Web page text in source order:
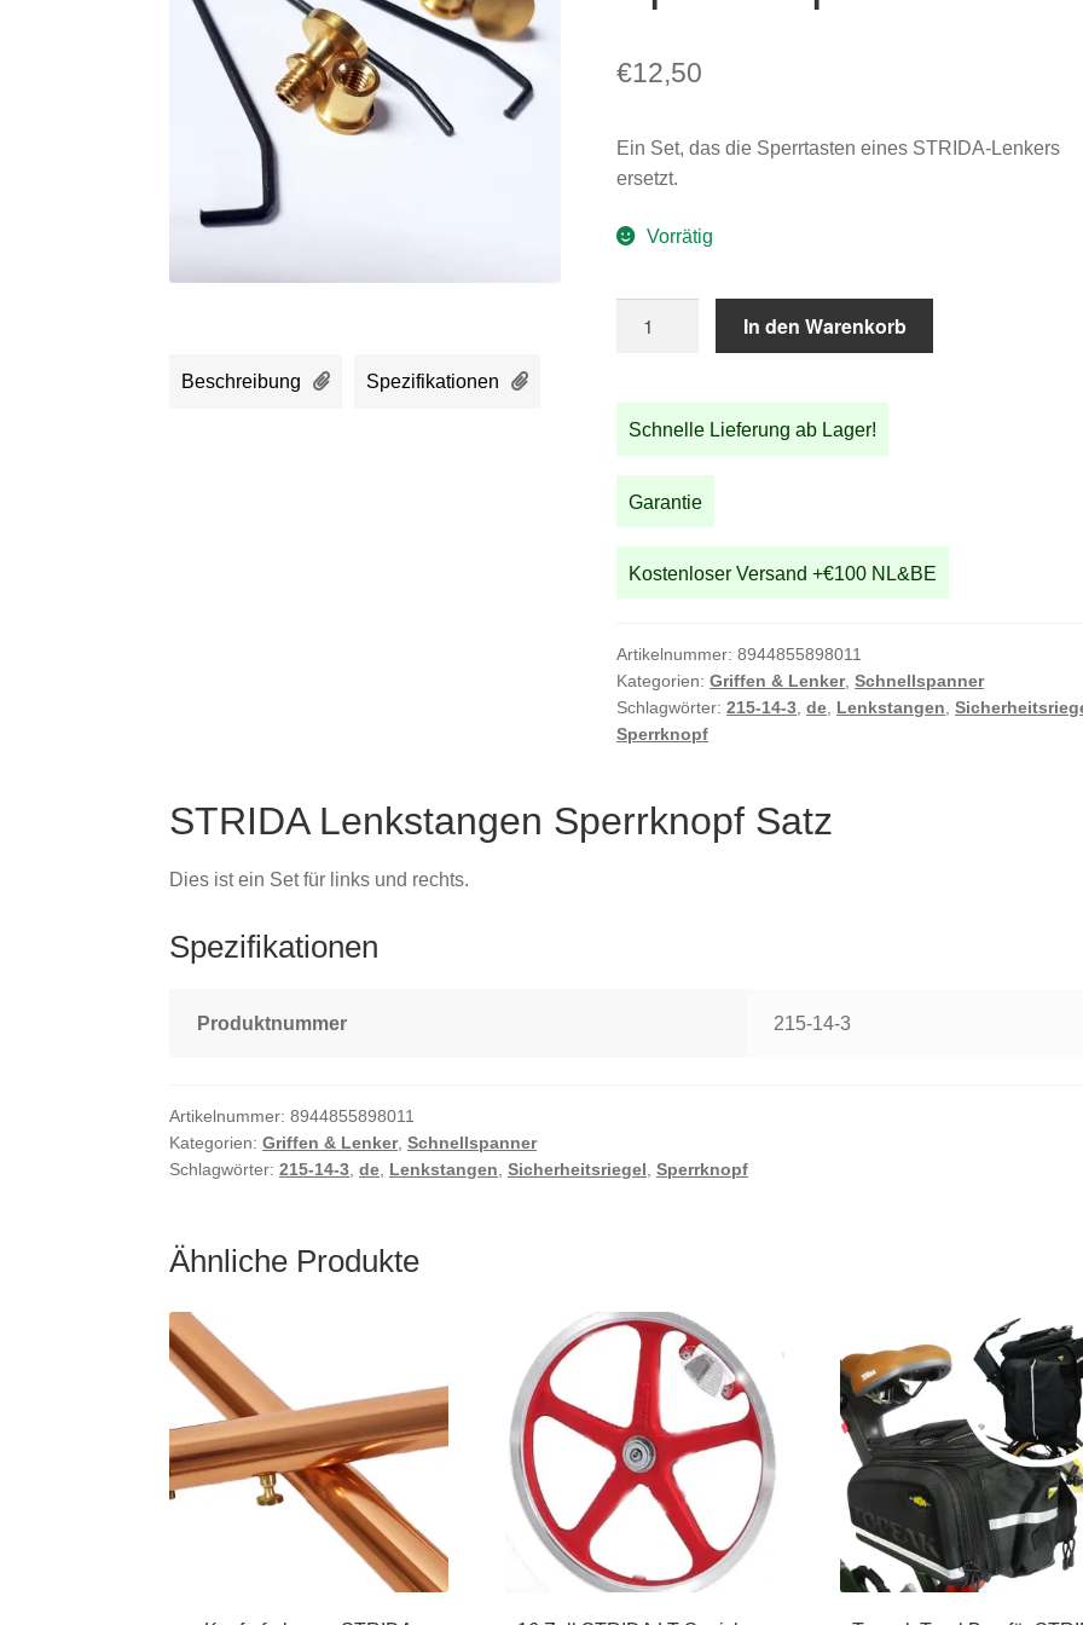
€12,50
Ein Set, das die Sperrtasten eines STRIDA-Lenkers
ersetzt.
Vorrätig
Satz
Menge
In den Warenkorb
Schnelle Lieferung ab Lager!
Garantie
Kostenloser Versand +€100 NL&BE
Artikelnummer:8944855898011
Kategorien:Griffen & Lenker,Schnellspanner
Schlagwörter:215-14-3 ,de Lenkstangen ,
Sperrknopf
Beschreibung Spezifikationen
STRIDA Lenkstangen Sperrknopf Satz
Dies ist ein Set für links und rechts.
Spezifikationen
Produktnummer 215-14-3
Artikelnummer:8944855898011
Kategorien:Griffen & Lenker,Schnellspanner
Schlagwörter:215-14-3,de, Lenkstangen,Sicherheitsriegel,Sperrknopf
Ähnliche Produkte